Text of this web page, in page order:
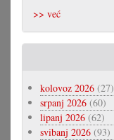
>> već
kolovoz 2026 (27)
srpanj 2026 (60)
lipanj 2026 (62)
svibanj 2026 (93)